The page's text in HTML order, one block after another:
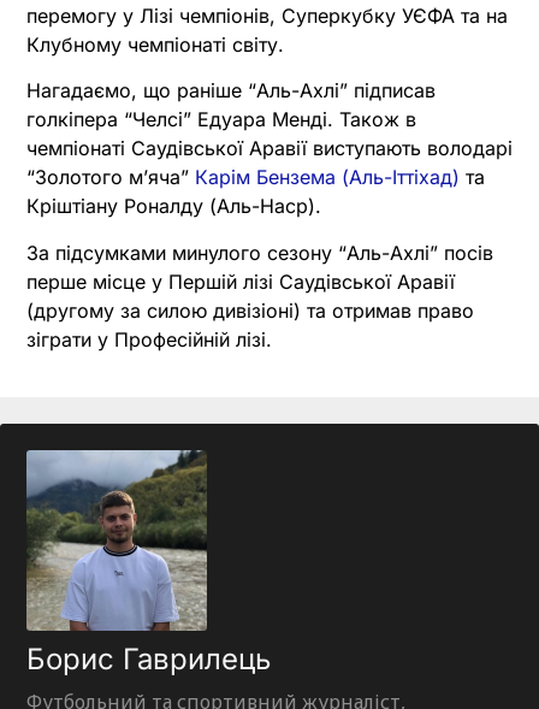
перемогу у Лізі чемпіонів, Суперкубку УЄФА та на
Клубному чемпіонаті світу.
Нагадаємо, що раніше “Аль-Ахлі” підписав
голкіпера “Челсі” Едуара Менді. Також в
чемпіонаті Саудівської Аравії виступають володарі
“Золотого м’яча” Карім Бензема (Аль-Іттіхад) та
Кріштіану Роналду (Аль-Наср).
За підсумками минулого сезону “Аль-Ахлі” посів
перше місце у Першій лізі Саудівської Аравії
(другому за силою дивізіоні) та отримав право
зіграти у Професійній лізі.
Борис Гаврилець
Футбольний та спортивний журналіст,